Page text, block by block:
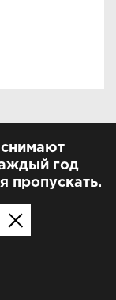
год
пропускать.